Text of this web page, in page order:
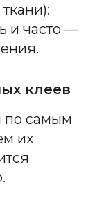
и часто —
клеев
по самым
их